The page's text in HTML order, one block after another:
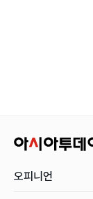
오피니언